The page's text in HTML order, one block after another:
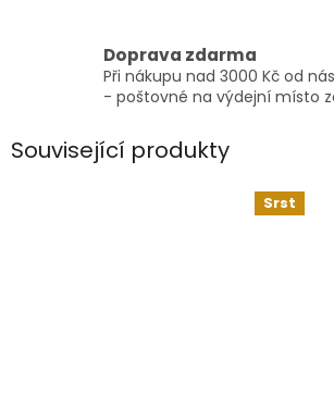
Doprava zdarma
Při nákupu nad 3000 Kč od
- poštovné na výdejní místo
Související produkty
Srst